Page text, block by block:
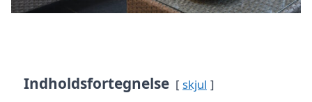
Indholdsfortegnelse skjul